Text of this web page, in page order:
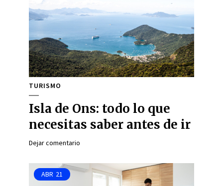
TURISMO
Isla de Ons: todo lo que
necesitas saber antes de ir
Dejar comentario
ABR 21